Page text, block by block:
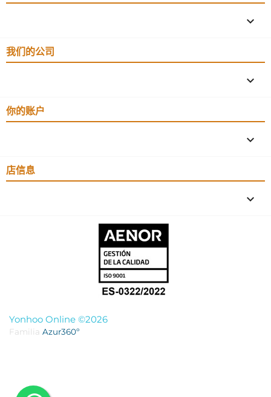

我们的公司

你的账户

店信息
keyboard_arrow_down
Yonhoo Online ©2026
Familia Azur360º